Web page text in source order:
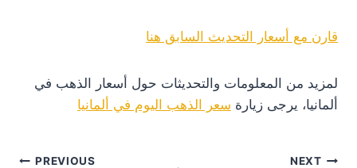
قارن مع أسعار التحديث السابق هنا
لمزيد من المعلومات والتحديثات حول أسعار الذهب في
ألمانيا، يرجى زيارة سعر الذهب اليوم في ألمانيا
PREVIOUS NEXT